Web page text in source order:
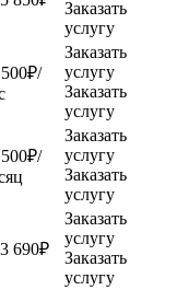
Заказать
услугу
Заказать
услугу
Заказать
услугу
Заказать
услугу
Заказать
услугу
690₽
Заказать
услугу
Заказать
услугу